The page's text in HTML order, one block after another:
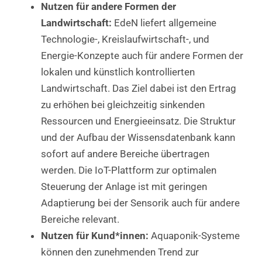
Nutzen für andere Formen der
Landwirtschaft: EdeN liefert allgemeine
Technologie-, Kreislaufwirtschaft-, und
Energie-Konzepte auch für andere Formen der
lokalen und künstlich kontrollierten
Landwirtschaft. Das Ziel dabei ist den Ertrag
zu erhöhen bei gleichzeitig sinkenden
Ressourcen und Energieeinsatz. Die Struktur
und der Aufbau der Wissensdatenbank kann
sofort auf andere Bereiche übertragen
werden. Die IoT-Plattform zur optimalen
Steuerung der Anlage ist mit geringen
Adaptierung bei der Sensorik auch für andere
Bereiche relevant.
Nutzen für Kund*innen: Aquaponik-Systeme
können den zunehmenden Trend zur